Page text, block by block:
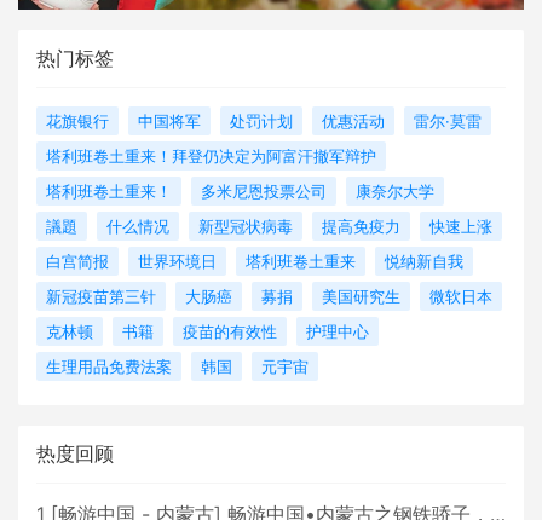
热门标签
花旗银行 中国将军 处罚计划 优惠活动
雷尔·莫雷
塔利班卷土重来！拜登仍决定为阿富汗撤军辩护
塔利班卷土重来！
多米尼恩投票公司
康奈尔大学
議題
什么情况 新型冠状病毒 提高免疫力
快速上涨
白宫简报
世界环境日 塔利班卷土重来
悦纳新自我
新冠疫苗第三针
大肠癌 募捐 美国研究生
微软日本
克林顿
书籍 疫苗的有效性
护理中心
生理用品免费法案
韩国 元宇宙
热度回顾
1 [畅游中国 - 内蒙古] 畅游中国•内蒙古之钢铁骄子，魅力包头